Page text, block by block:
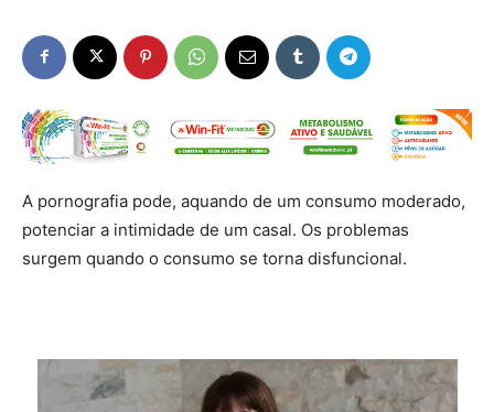
A pornografia pode, aquando de um consumo moderado,
potenciar a intimidade de um casal. Os problemas
surgem quando o consumo se torna disfuncional.